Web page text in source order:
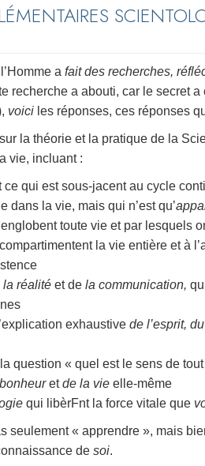
a fait des recherches,
recherche a abouti, car le secret a
voici les réponses, ces réponses
la théorie et la pratique de la
vie, incluant :
ce qui est sous-jacent au cycle
dans la vie, mais qui n’est qu’
toute vie et par lesquels
la vie entière et à
la réalité et de la communication,
exhaustive de l’esprit,
question « quel est le sens de
etde la vie elle-même
qui libèrFnt la force vitale que
seulement « apprendre », mais
de soi.